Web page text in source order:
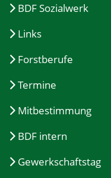
BDF Sozialwerk
Links
Forstberufe
Termine
Mitbestimmung
BDF intern
Gewerkschaftstag